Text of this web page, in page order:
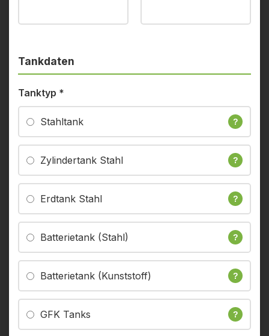
Tankdaten
Tanktyp *
Stahltank ?
Zylindertank Stahl ?
Erdtank Stahl ?
Batterietank (Stahl) ?
Batterietank (Kunststoff) ?
GFK Tanks ?